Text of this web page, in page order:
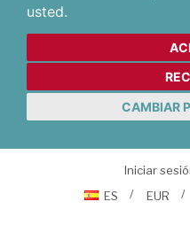
usted.
CAMBIAR
Iniciar
ES
EUR